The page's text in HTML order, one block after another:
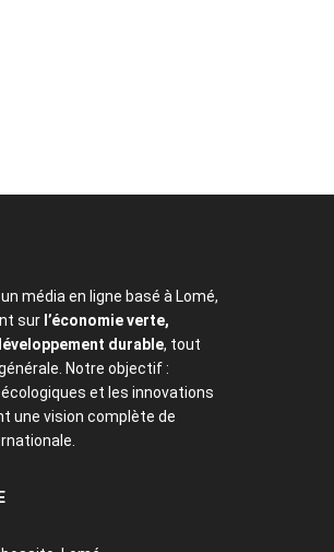
média en ligne basé à Lomé,
sur l’économie verte,
durable, tout
Notre objectif :
et les innovations
une vision complète de